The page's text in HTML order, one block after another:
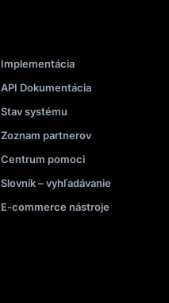
Implementácia
API Dokumentácia
Stav systému
Zoznam partnerov
Centrum pomoci
Slovník – vyhľadávanie
E-commerce nástroje